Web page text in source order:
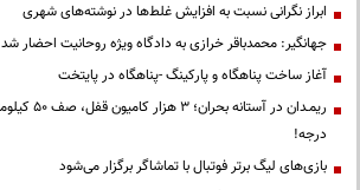
ابراز نگرانی نسبت به افزایش غلط‌ها در نوشته‌های شهری
جهانگیر: محمدباقر خرازی به دادگاه ویژه روحانیت احضار شد
آغاز ساخت پناهگاه و پارکینگ -پناهگاه در پایتخت
درجه!
بازی‌های لیگ برتر فوتبال با تماشاگر برگزار می‌شود